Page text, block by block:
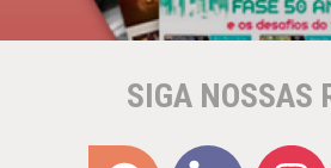
SIGA NOSSAS